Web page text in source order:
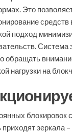
Это
подход
Система
обращать
нагрузки на
блокировок
зеркала